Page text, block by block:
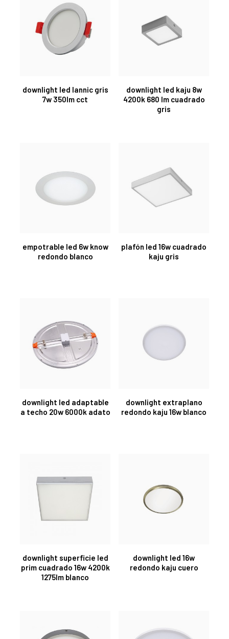
downlight led lannic gris
7w 350lm cct
downlight led kaju 8w
4200k 680 lm cuadrado
gris
empotrable led 6w know
redondo blanco
plafón led 16w cuadrado
kaju gris
downlight led adaptable
a techo 20w 6000k adato
downlight extraplano
redondo kaju 16w blanco
downlight superficie led
prim cuadrado 16w 4200k
1275lm blanco
downlight led 16w
redondo kaju cuero